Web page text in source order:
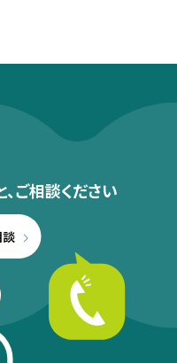
ご相談ください